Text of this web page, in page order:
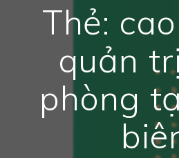
Thẻ:
quản
phòng